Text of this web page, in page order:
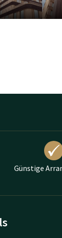
Sie nun auf der
und
Günstige